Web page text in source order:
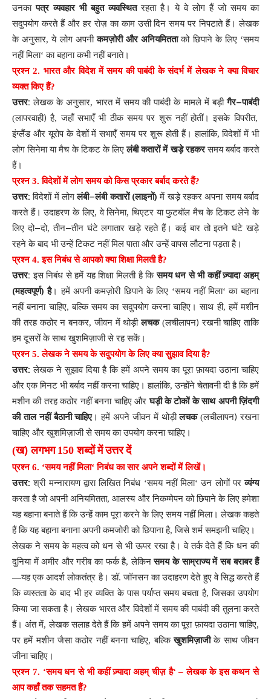
उनका पत्र व्यवहार भी बहुत व्यवस्थित रहता है। ये वे लोग हैं जो समय का
सदुपयोग करते हैं और हर रोज़ का काम उसी दिन समय पर निपटाते हैं। लेखक
के अनुसार,ये लोग अपनी कमज़ोरी और अनियमितता को छिपाने के लिए ‘समय
नहीं मिला‘का बहाना कभी नहीं बनाते।
प्रश्न 2. भारत और विदेश में समय की पाबंदी के संदर्भ में लेखक ने क्या विचार
व्यक्त किए हैं?
उत्तर: लेखक के अनुसार, भारत में समय की पाबंदी के मामले में बड़ी गैर–पाबंदी
(लापरवाही)है,जहाँ सभाएँ भी ठीक समय पर शुरू नहीं होतीं। इसके विपरीत,
इंग्लैंड और यूरोप के देशों में सभाएँ समय पर शुरू होती हैं। हालांकि,विदेशों में भी
लोग सिनेमा या मैच के टिकट के लिए लंबी कतारों में खड़े रहकर समय बर्बाद करते
हैं।
प्रश्न 3.विदेशों में लोग समय को किस प्रकार बर्बाद करते हैं?
उत्तर: विदेशों में लोग लंबी–लंबी कतारों(लाइनों) में खड़े रहकर अपना समय बर्बाद
करते हैं। उदाहरण के लिए,वे सिनेमा,थिएटर या फुटबॉल मैच के टिकट लेने के
लिए दो–दो,तीन–तीन घंटे लगातार खड़े रहते हैं। कई बार तो इतने घंटे खड़े
रहने के बाद भी उन्हें टिकट नहीं मिल पाता और उन्हें वापस लौटना पड़ता है।
प्रश्न 4.इस निबंध से आपको क्या शिक्षा मिलती है?
उत्तर: इस निबंध से हमें यह शिक्षा मिलती है कि समय धन से भी कहीं ज़्यादा अहम्
(महत्वपूर्ण)है।हमें अपनी कमज़ोरी छिपाने के लिए ‘समय नहीं मिला‘का बहाना
नहीं बनाना चाहिए,बल्कि समय का सदुपयोग करना चाहिए । साथ ही,हमें मशीन
की तरह कठोर न बनकर,जीवन में थोड़ी लचक(लचीलापन)रखनी चाहिए ताकि
हम दूसरों के साथ खुशमिज़ाजी से रह सकें।
प्रश्न 5.लेखक ने समय के सदुपयोग के लिए क्या सुझाव दिया है?
उत्तर: लेखक ने सुझाव दिया है कि हमें अपने समय का पूरा फ़ायदा उठाना चाहिए
और एक मिनट भी बर्बाद नहीं करना चाहिए । हालांकि,उन्होंने चेतावनी दी है कि हमें
मशीन की तरह कठोर नहीं बनना चाहिए और घड़ी के टोकों के साथ अपनी ज़िंदगी
की ताल नहीं बैठानी चाहिए।हमें अपने जीवन में थोड़ी लचक(लचीलापन)रखना
चाहिए और खुशमिज़ाजी से समय का उपयोग करना चाहिए ।
(ख)लगभग 150शब्दों में उत्तर दें
प्रश्न 6. ‘समय नहीं मिला‘निबंध का सार अपने शब्दों में लिखें।
उत्तर: श्री मन्नारायण द्वारा लिखित निबंध ‘समय नहीं मिला‘उन लोगों पर व्यंग्य
करता है जो अपनी अनियमितता,आलस्य और निकम्मेपन को छिपाने के लिए हमेशा
यह बहाना बनाते हैं कि उन्हें काम पूरा करने के लिए समय नहीं मिला। लेखक कहते
हैं कि यह बहाना बनाना अपनी कमजोरी को छिपाना है,जिसे शर्म समझनी चाहिए ।
लेखक ने समय के महत्व को धन से भी ऊपर रखा है। वे तर्क देते हैं कि धन की
दुनिया में अमीर और गरीब का फर्क है,लेकिन समय के साम्राज्य में सब बराबर हैं
—यह एक आदर्श लोकतंत्र है। डॉ.जॉनसन का उदाहरण देते हुए वे सिद्ध करते हैं
कि व्यस्तता के बाद भी हर व्यक्ति के पास पर्याप्त समय बचता है,जिसका उपयोग
किया जा सकता है। लेखक भारत और विदेशों में समय की पाबंदी की तुलना करते
हैं। अंत में,लेखक सलाह देते हैं कि हमें अपने समय का पूरा फ़ायदा उठाना चाहिए,
पर हमें मशीन जैसा कठोर नहीं बनना चाहिए,बल्कि खुशमिज़ाजी के साथ जीवन
जीना चाहिए ।
प्रश्न 7. ‘समय धन से भी कहीं ज़्यादा अहम् चीज़ है‘ –लेखक के इस कथन से
आप कहाँ तक सहमत हैं?